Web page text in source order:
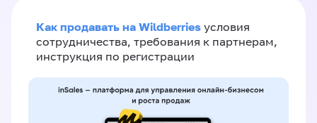
Как продавать на Wildberries условия
сотрудничества, требования к партнерам,
инструкция по регистрации